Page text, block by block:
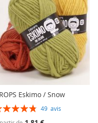
Eskimo / Snow
49 avis